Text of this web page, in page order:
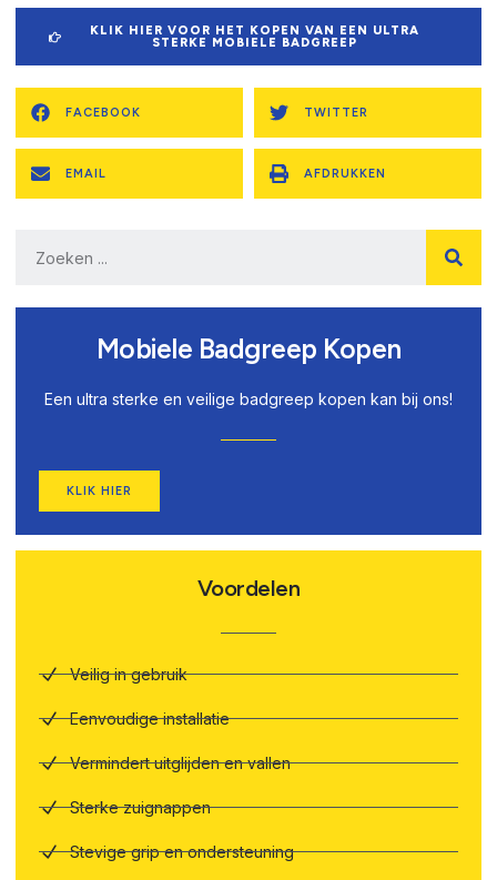
KLIK HIER VOOR HET KOPEN VAN EEN ULTRA
STERKE MOBIELE BADGREEP
FACEBOOK TWITTER
EMAIL AFDRUKKEN
Mobiele Badgreep Kopen
Een ultra sterke en veilige badgreep kopen kan bij ons!
KLIK HIER
Voordelen
Veilig in gebruik
Eenvoudige installatie
Vermindert uitglijden en vallen
Sterke zuignappen
Stevige grip en ondersteuning